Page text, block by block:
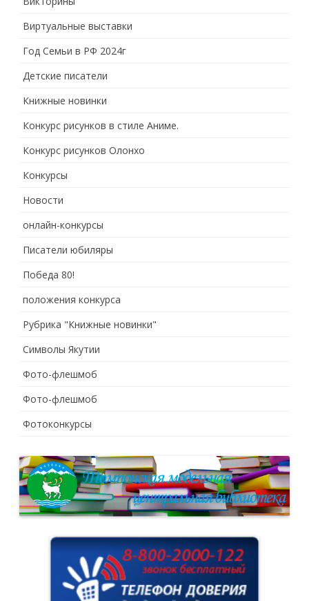
Виртуальные выставки
Год Семьи в РФ 2024г
Детские писатели
Книжные новинки
Конкурс рисунков в стиле Аниме.
Конкурс рисунков Олонхо
Конкурсы
Новости
онлайн-конкурсы
Писатели юбиляры
Победа 80!
положения конкурса
Рубрика "Книжные новинки"
Символы Якутии
Фото-флешмоб
Фото-флешмоб
Фотоконкурсы